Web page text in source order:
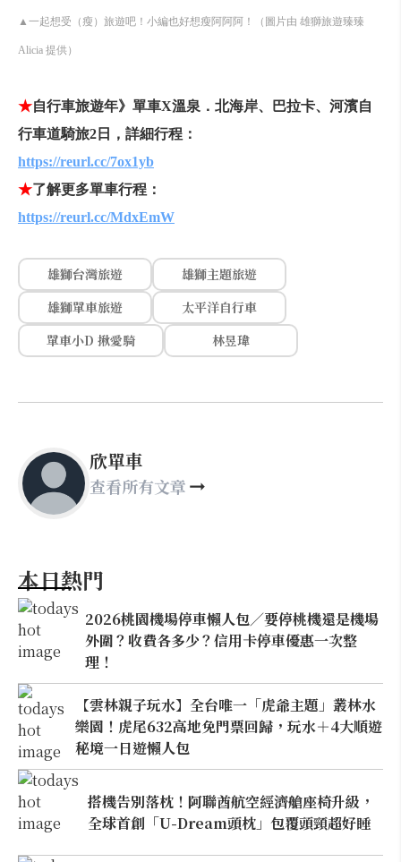
▲一起想受（瘦）旅遊吧！小編也好想瘦阿阿阿！（圖片由 雄獅旅遊臻臻
Alicia 提供）
★自行車旅遊年》單車X溫泉．北海岸、巴拉卡、河濱自
行車道騎旅2日， 詳細行程：
https://reurl.cc/7ox1yb
★了解更多單車行程：
https://reurl.cc/MdxEmW
雄獅台灣旅遊
雄獅主題旅遊
雄獅單車旅遊
太平洋自行車
單車小D 揪愛騎
林昱瑋
欣單車
查看所有文章
本日熱門
2026桃園機場停車懶人包／要停桃機還是機場
外圍？收費各多少？信用卡停車優惠一次整
理！
【雲林親子玩水】全台唯一「虎爺主題」叢林水
樂園！虎尾632高地免門票回歸，玩水＋4大順遊
秘境一日遊懶人包
搭機告別落枕！阿聯酋航空經濟艙座椅升級，
全球首創「U-Dream頭枕」包覆頭頸超好睡